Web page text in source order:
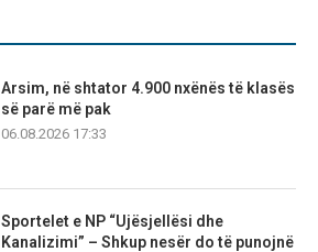
Arsim, në shtator 4.900 nxënës të klasës
së parë më pak
06.08.2026 17:33
Sportelet e NP “Ujësjellësi dhe
Kanalizimi” – Shkup nesër do të punojnë